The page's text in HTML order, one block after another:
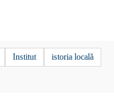
Institut
istoria locală